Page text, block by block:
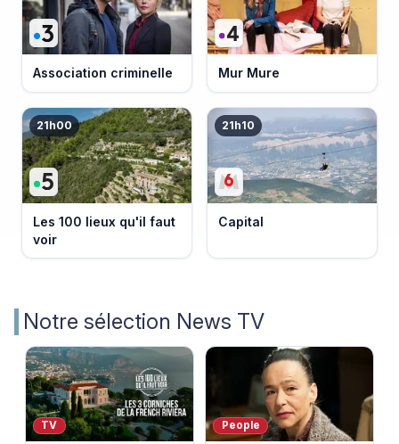
Association criminelle Mur Mure
21h00
Les 100 lieux qu'il faut
voir
21h10
Capital
Notre sélection News TV
TV People